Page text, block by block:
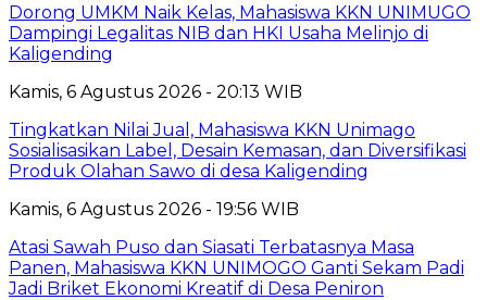
Dorong UMKM Naik Kelas, Mahasiswa KKN UNIMUGO
Dampingi Legalitas NIB dan HKI Usaha Melinjo di
Kaligending
Kamis, 6 Agustus 2026 - 20:13 WIB
Tingkatkan Nilai Jual, Mahasiswa KKN Unimago
Sosialisasikan Label, Desain Kemasan, dan Diversifikasi
Produk Olahan Sawo di desa Kaligending
Kamis, 6 Agustus 2026 - 19:56 WIB
Atasi Sawah Puso dan Siasati Terbatasnya Masa
Panen, Mahasiswa KKN UNIMOGO Ganti Sekam Padi
Jadi Briket Ekonomi Kreatif di Desa Peniron